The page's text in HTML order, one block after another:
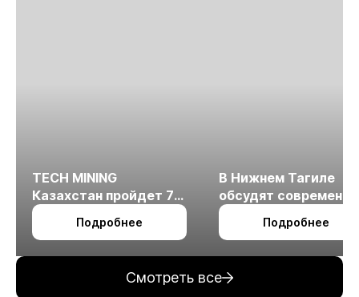
TECH MINING
Казахстан пройдет 7
октября в Алматы
Подробнее
В Нижнем Тагиле
обсудят
технологии
измельчения
Подробнее
Смотреть все